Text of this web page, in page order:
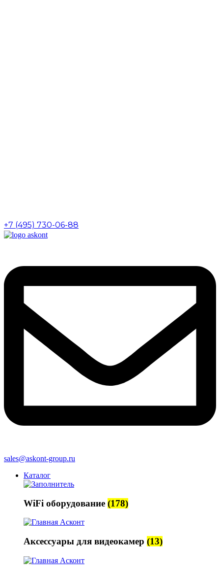
+7 (495) 730-06-88
sales@askont-group.ru
Каталог
WiFi оборудование (178)
Аксессуары для видеокамер (13)